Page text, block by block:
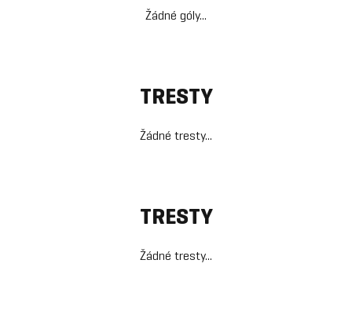
Žádné góly...
TRESTY
Žádné tresty...
TRESTY
Žádné tresty...